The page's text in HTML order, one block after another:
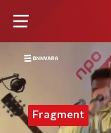
Fragment